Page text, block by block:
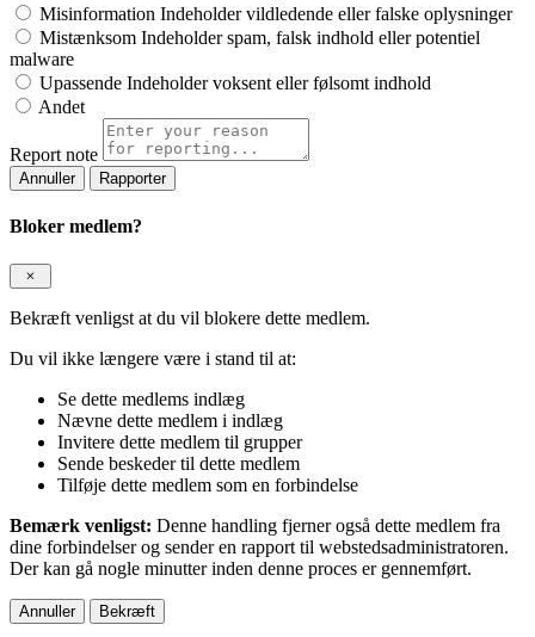
Misinformation Indeholder vildledende eller falske oplysninger
Mistænksom Indeholder spam, falsk indhold eller potentiel
malware
Upassende Indeholder voksent eller følsomt indhold
Andet
Report note
Rapporter
Bloker medlem?
Bekræft venligst at du vil blokere dette medlem.
Du vil ikke længere være i stand til at:
Se dette medlems indlæg
Nævne dette medlem i indlæg
Invitere dette medlem til grupper
Sende beskeder til dette medlem
Tilføje dette medlem som en forbindelse
Bemærk venligst: Denne handling fjerner også dette medlem fra
dine forbindelser og sender en rapport til webstedsadministratoren.
Der kan gå nogle minutter inden denne proces er gennemført.
Bekræft